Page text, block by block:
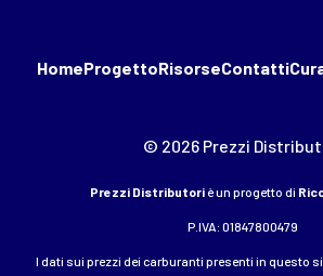
HomeProgettoRisorseContatti
© 2026 Prezzi
Prezzi Distributori è un progetto di
P.IVA: 01847800479
I dati sui prezzi dei carburanti presenti in questo